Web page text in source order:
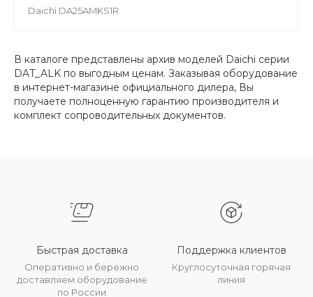
Daichi DA25AMKS1R
В каталоге представлены архив моделей Daichi серии
DAT_ALK по выгодным ценам. Заказывая оборудование
в интернет-магазине официального дилера, Вы
получаете полноценную гарантию производителя и
комплект сопроводительных документов.
Быстрая доставка
Оперативно и бережно
доставляем оборудование
по России
Поддержка клиентов
Круглосуточная горячая
линия